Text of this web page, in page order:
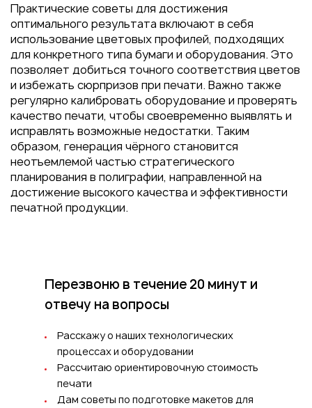
Практические советы для достижения
оптимального результата включают в себя
использование цветовых профилей, подходящих
для конкретного типа бумаги и оборудования. Это
позволяет добиться точного соответствия цветов
и избежать сюрпризов при печати. Важно также
регулярно калибровать оборудование и проверять
качество печати, чтобы своевременно выявлять и
исправлять возможные недостатки. Таким
образом, генерация чёрного становится
неотъемлемой частью стратегического
планирования в полиграфии, направленной на
достижение высокого качества и эффективности
печатной продукции.
Перезвоню в течение 20 минут и
отвечу на вопросы
Расскажу о наших технологических
процессах и оборудовании
Рассчитаю ориентировочную стоимость
печати
Дам советы по подготовке макетов для